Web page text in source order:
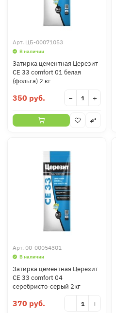
Арт. ЦБ-00071053
В наличии
Затирка цементная Церезит
CE 33 comfort 01 белая
(фольга) 2 кг
350 руб. − +
Арт. 00-00054301
В наличии
Затирка цементная Церезит
CE 33 comfort 04
серебристо-серый 2кг
370 руб. − +